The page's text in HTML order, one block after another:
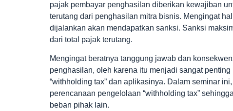
pajak pembayar penghasilan diberikan kewajiban
terutang dari penghasilan mitra bisnis. Mengingat
dijalankan akan mendapatkan sanksi. Sanksi
dari total pajak terutang.
Mengingat beratnya tanggung jawab dan
penghasilan, oleh karena itu menjadi sangat
“withholding tax” dan aplikasinya. Dalam seminar
perencanaan pengelolaan “withholding tax”
beban pihak lain.